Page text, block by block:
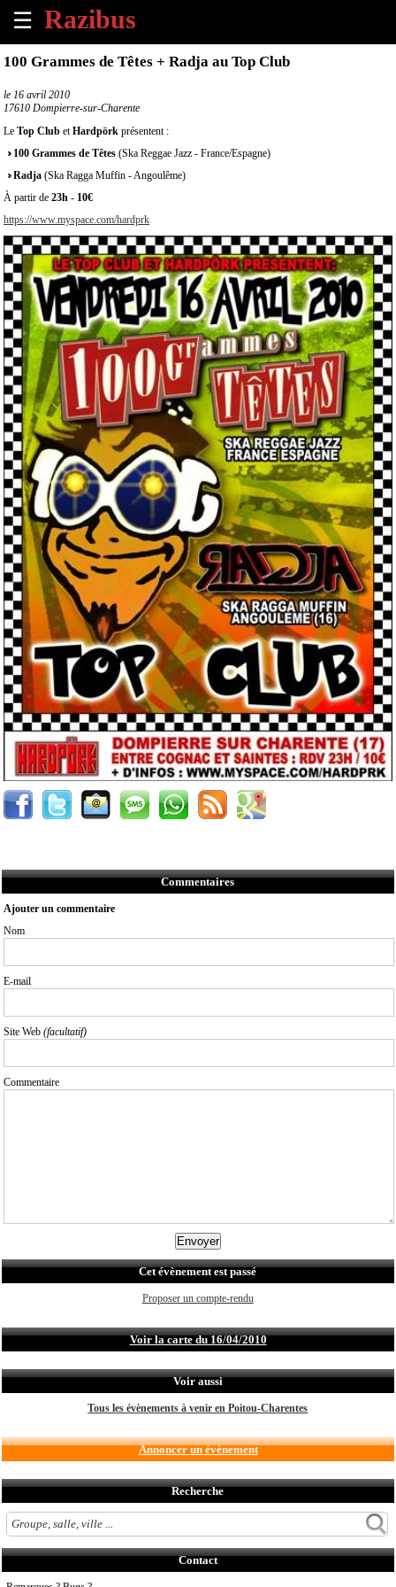
☰
×
Tous
évènements
à
venir
Annoncer
un
évènement
Contact
À
propos
100 Grammes de Têtes + Radja au Top Club
le 16 avril 2010
17610 Dompierre-sur-Charente
Le Top Club etHardpörk présentent :
100 Grammes de Têtes (Ska Reggae Jazz - France/Espagne)
Radja (Ska Ragga Muffin - Angoulême)
À partir de 23h - 10€
https://www.myspace.com/hardprk
Commentaires
Ajouter un commentaire
Nom
E-mail
Site Web (facultatif)
Commentaire
Cet évènement est passé
Proposer un compte-rendu
Voir la carte du 16/04/2010
Voir aussi
Tous les évènements à venir en Poitou-Charentes
Annoncer un évènement
Recherche
Contact